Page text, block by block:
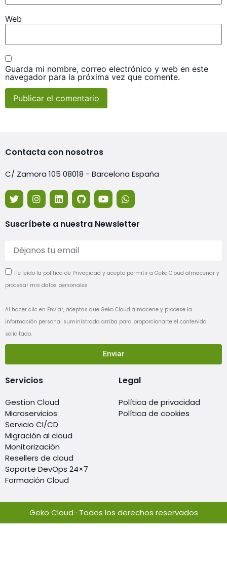
Web
Guarda mi nombre, correo electrónico y web en este
navegador para la próxima vez que comente.
Contacta con nosotros
C/ Zamora 105 08018 - Barcelona España
Suscríbete a nuestra Newsletter
He leído la política de Privacidad y acepto permitir a Geko Cloud almacenar y
procesar mis datos personales
Al hacer clic en Enviar, aceptas que Geko Cloud almacene y procese la
información personal suministrada arriba para proporcionarte el contenido
solicitado.
Enviar
Servicios
Gestion Cloud
Microservicios
Servicio CI/CD
Migración al cloud
Monitorización
Resellers de cloud
Soporte DevOps 24×7
Formación Cloud
Legal
Política de privacidad
Política de cookies
Geko Cloud · Todos los derechos reservados